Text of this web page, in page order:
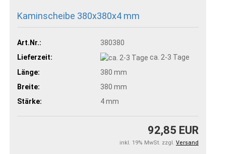
Kaminscheibe 380x380x4 mm
Art.Nr.:
380380
Lieferzeit:
ca. 2-3 Tage
Länge:
380 mm
Breite:
380 mm
Stärke:
4 mm
92,85 EUR
inkl. 19% MwSt. zzgl. Versand